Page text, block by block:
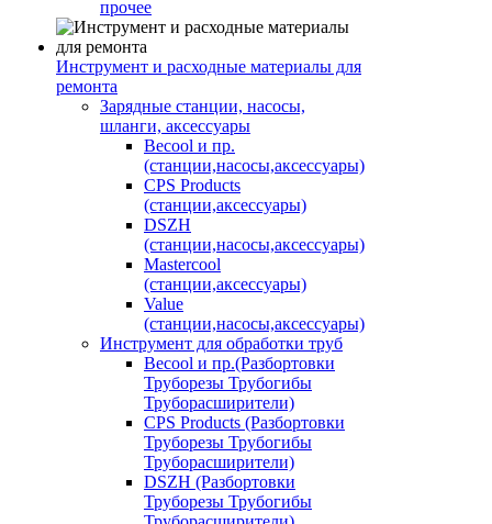
прочее
Инструмент и расходные материалы для
ремонта
Зарядные станции, насосы,
шланги, аксессуары
Becool и пр.
(станции,насосы,аксессуары)
CPS Products
(станции,аксессуары)
DSZH
(станции,насосы,аксессуары)
Mastercool
(станции,аксессуары)
Value
(станции,насосы,аксессуары)
Инструмент для обработки труб
Becool и пр.(Разбортовки
Труборезы Трубогибы
Труборасширители)
CPS Products (Разбортовки
Труборезы Трубогибы
Труборасширители)
DSZH (Разбортовки
Труборезы Трубогибы